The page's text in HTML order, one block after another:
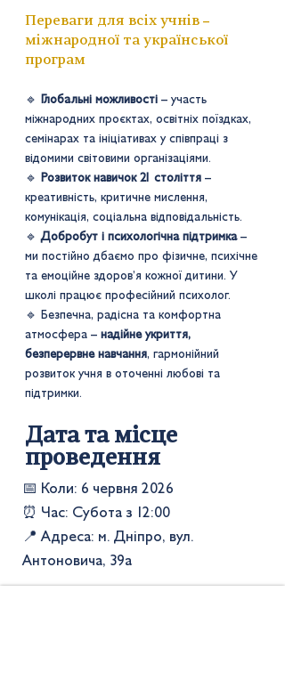
Переваги для всіх учнів –
міжнародної та української
програм​​
🔹 Глобальні можливості – участь
міжнародних проєктах, освітніх поїздках,
семінарах та ініціативах у співпраці з
відомими світовими організаціями.
🔹 Розвиток навичок 21 століття –
креативність, критичне мислення,
комунікація, соціальна відповідальність.
🔹Добробут і психологічна підтримка–
ми постійно дбаємо про фізичне, психічне
та емоційне здоров’я кожної дитини. У
школі працює професійний психолог. ​
🔹 Безпечна, радісна та комфортна
атмосфера – надійне укриття,
безперервне навчання, гармонійний
розвиток учня в оточенні любові та
підтримки.
Дата та місце
проведення
📅 Коли: 6 червня 2026
⏰ Час: Субота з 12:00
📍 Адреса: м. Дніпро, вул.
Антоновича, 39а